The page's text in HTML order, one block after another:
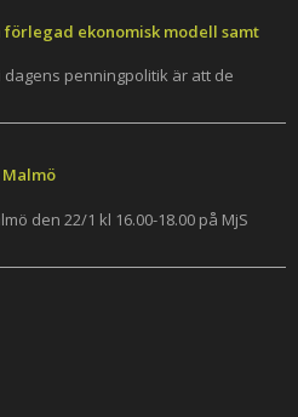
förlegad ekonomisk modell samt
penningpolitik är att de
Malmö
den 22/1 kl 16.00-18.00 på MjS